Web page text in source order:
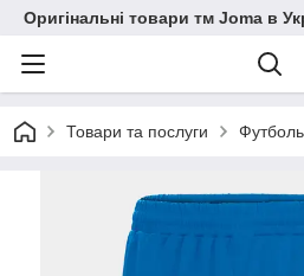
Оригінальні товари тм Joma в
Товари та послуги